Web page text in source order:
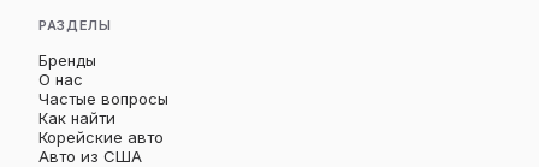
РАЗДЕЛЫ
Бренды
О нас
Частые вопросы
Как найти
Корейские авто
Авто из США